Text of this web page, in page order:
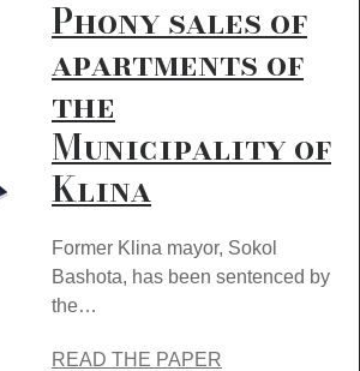
Phony sales of
apartments of
the
Municipality of
Klina
Former Klina mayor, Sokol
Bashota, has been sentenced by
the…
READ THE PAPER